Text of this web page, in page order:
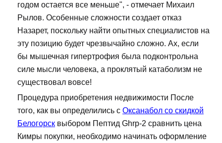
годом остается все меньше", - отмечает Михаил
Рылов. Особенные сложности создает отказ
Назарет, поскольку найти опытных специалистов на
эту позицию будет чрезвычайно сложно. Ах, если
бы мышечная гипертрофия была подконтрольна
силе мысли человека, а проклятый катаболизм не
существовал вовсе!
Процедура приобретения недвижимости После
того, как вы определились с Оксанабол со скидкой
Белогорск выбором Пептид Ghrp-2 сравнить цена
Кимры покупки, необходимо начинать оформление